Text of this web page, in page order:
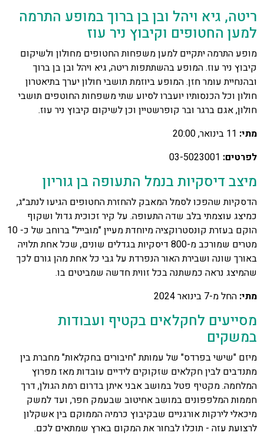
ריטה, גיא ויהל ובן בן ברוך במופע התרמה
למען החטופים וקיבוץ ניר עוז
מופע התרמה יתקיים למען משפחות החטופים מחולון ולשיקום
קיבוץ ניר עוז. המופע בהשתתפות ריטה, גיא ויהל ובן בן ברוך
ובהנחיית עומר חזן. המופע ביוזמת תושבי חולון יערך בתיאטרון
חולון וכל הכנסותיו יועברו לסיוע שתי משפחות החוטפים תושבי
חולון, אגם ברגר ובר קופרשטיין וכן לשיקום קיבוץ ניר עוז.
מתי:
לפרטים:
מיצב דיסקיות בנמל התעופה בן גוריון
הדסקיות שהפכו לסמל המאבק להחזרת החטופים הגיעו לנתב״ג,
כמיצג עוצמתי בלב שדה התעופה. על קיר זכוכית גדול ושקוף
הוקם בעזרת קונסטרוקציה מיוחדת מעיין "מובייל" ברוחב של כ- 10
מטרים שמורכב מ-800 דיסקיות בגדלים שונים, שכל אחת תלויה
באורך שונה ושבירת האור הנפרדת על גבי כל אחת מהן גורם לכך
שהמיצג נראה כמשתנה בכל זווית חדשה שמביטים בו.
מתי: החל מ-7 בינואר 2024
מסייעים לחקלאים בקטיף ועבודות
במשקים
מיזם "שישי בפרדס" של עמותת "חיבורים בחקלאות" מחברת בין
מתנדבים לבין חקלאים שזקוקים לידיים עובדות מאז מפרוץ
המלחמה. מקטיף פטל במושב אבני איתן בדרום רמת הגולן, דרך
חממות המלפפונים במושב אחיטוב שבעמק חפר, ועד למשק
מיכאלי לירקות אורגניים שבקיבוץ כרמיה הממוקם בין אשקלון
לרצועת עזה - תוכלו לבחור את המקום בארץ שמתאים לכם.